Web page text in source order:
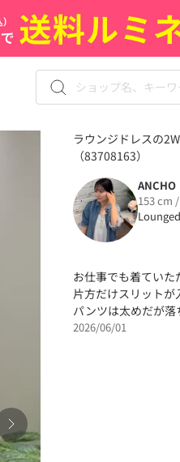
ラウンジドレスの
（83708163）
ANCHO
153 cm
お仕事でも着ていた
片方だけスリットが
パンツは太めだが
2026/06/01